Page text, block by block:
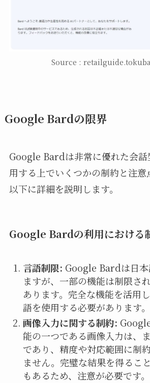
Source :
Google Bardの限界
Google Bardは非常に優れた会
用する上でいくつかの制約と注意
以下に詳細を説明します。
Google Bardの利用における
言語制限: Google Bardは日
ますが、一部の機能は制限さ
あります。完全な機能を活用
語を使用する必要があります。
画像入力に関する制約:
能の一つである画像入力は、
であり、精度や対応範囲に制
ません。完璧な結果を得るこ
もあるため、注意が必要です。